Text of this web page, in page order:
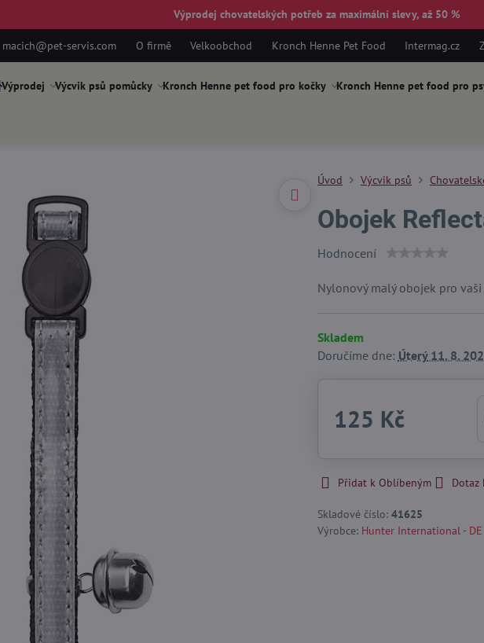
Výprodej chovatelských potřeb za maximální slevy, až 50 %
macich@pet-servis.com O firmě Velkoobchod Kronch Henne Pet Food Intermag.cz
Výprodej Výcvik psů pomůcky Kronch Henne pet food pro kočky Kronch Henne pet food pro
Úvod Výcvik psů
Obojek
Hodnocení
Nylonový malý obojek pro
Skladem
Doručíme dne: Úterý11. 8.
125 Kč
Přidat k Oblíbeným Dotaz
Skladové číslo: 41625
Výrobce: Hunter International - DE